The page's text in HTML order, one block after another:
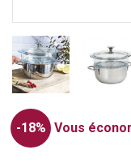
-18% Vous